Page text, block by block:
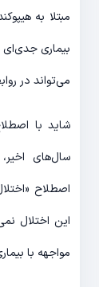
مبتلا به
بیماری جدی‌ای
می‌‎تواند در روابط، شغل و زندگی آن‌ها مشکلات زیادی ایجاد کند.
شاید با
سال‌های
اصطلاح
این اختلال
مواجهه با